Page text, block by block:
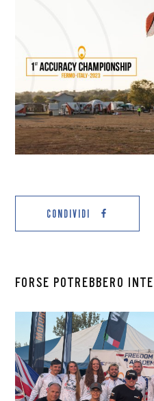
CONDIVIDI
FORSE POTREBBERO